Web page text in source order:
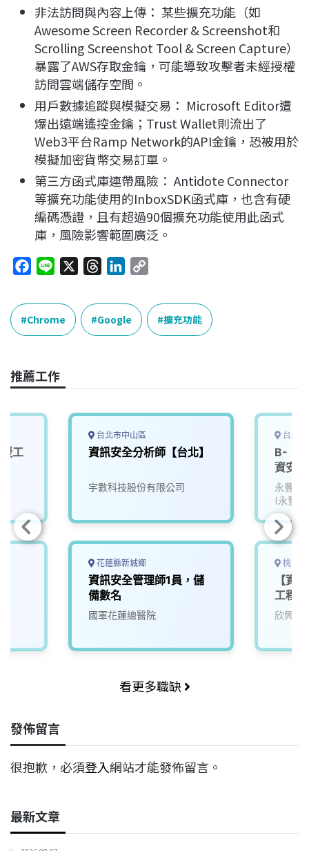
非法訪問與內容上傳： 某些擴充功能（如
Awesome Screen Recorder & Screenshot和
Scrolling Screenshot Tool & Screen Capture）
暴露了AWS存取金鑰，可能導致攻擊者未經授權
訪問雲端儲存空間。
用戶數據追蹤與模擬交易： Microsoft Editor遭
爆出遠端遙控金鑰；Trust Wallet則流出了
Web3平台Ramp Network的API金鑰，恐被用於
模擬加密貨幣交易訂單。
第三方函式庫連帶風險： Antidote Connector
等擴充功能使用的InboxSDK函式庫，也含有硬
編碼憑證，且有超過90個擴充功能使用此函式
庫，風險影響範圍廣泛。
c
e
b
o
k
n
e
r
e
a
n
k
e
n
p
y
L
k
Chrome Google 擴充功能
推薦工作
工
台北市中山區
資訊安全分析師【台北】
宇數科技股份有限公司
花蓮縣新城鄉
資訊安全管理師1員，儲
備數名
國軍花蓮總醫院
台北
B-《
資安
永豐金
(永豐
金租賃)
桃園
【資
工程
欣興電
看更多職缺
發佈留言
很抱歉，必須登入網站才能發佈留言。
最新文章